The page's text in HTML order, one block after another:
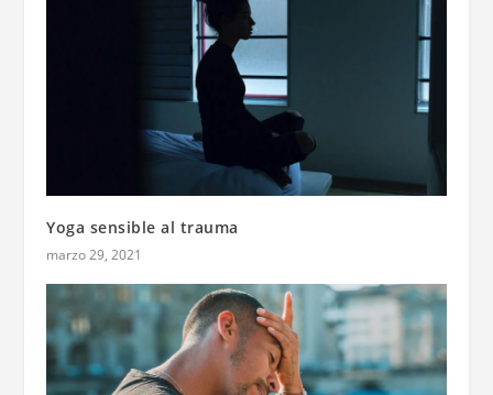
Yoga sensible al trauma
marzo 29, 2021